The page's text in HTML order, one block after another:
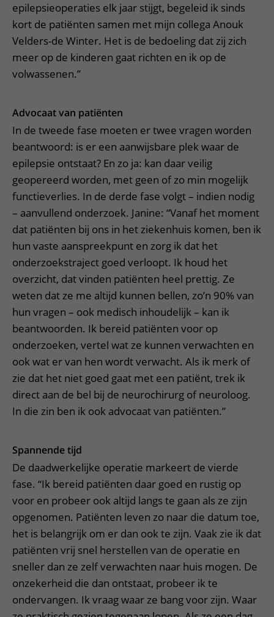
epilepsieoperaties elk jaar stijgt, begeleid ik sinds
kort de patiënten samen met mijn collega Anouk
Velders-de Winter. Het is de bedoeling dat zij zich
meer op de kinderen gaat richten en ik op de
volwassenen.”
Advocaat van patiënten
In de tweede fase moeten er twee vragen worden
beantwoord: is er een aanwijsbare plek waar de
epilepsie ontstaat? En zo ja: kan daar veilig
geopereerd worden, met geen of zo min mogelijk
functieverlies. In de derde fase volgt – indien nodig
– aanvullend onderzoek. Janine: “Vanaf het moment
dat patiënten bij ons in het ziekenhuis komen, ben ik
hun vaste aanspreekpunt en zorg ik dat het
onderzoekstraject goed verloopt. Ik houd het
overzicht, dat vinden patiënten heel prettig. Ze
weten dat ze me altijd kunnen bellen, zo’n 90% van
hun vragen – ook medisch inhoudelijk – kan ik
beantwoorden. Ik bereid patiënten voor op
onderzoeken, vertel wat ze kunnen verwachten en
ook wat er van hen wordt verwacht. Als ik merk of
zie dat het niet goed gaat met een patiënt, trek ik
direct aan de bel bij de neurochirurg of neuroloog.
In die zin ben ik ook advocaat van patiënten.”
Spannende tijd
De daadwerkelijke operatie markeert de vierde
fase. “Ik bereid patiënten daar goed en rustig op
voor en probeer ook altijd langs te gaan als ze zijn
opgenomen. Patiënten leven zo naar die datum toe,
het is belangrijk om er dan ook te zijn. Vaak zie ik dat
patiënten vrij snel herstellen van de operatie en
sneller dan ze zelf verwachten naar huis mogen. De
onzekerheid die dan ontstaat, probeer ik te
ondervangen. Ik vraag waar ze bang voor zijn. Waar